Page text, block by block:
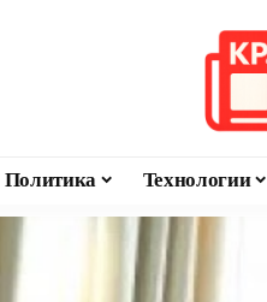
Политика Технологии